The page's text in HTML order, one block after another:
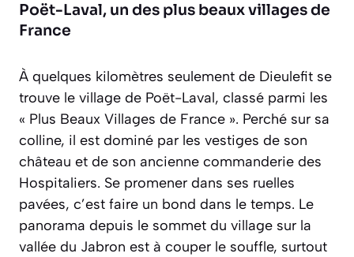
Poët-Laval, un des plus beaux villages de
France
À quelques kilomètres seulement de Dieulefit se
trouve le village de Poët-Laval, classé parmi les
« Plus Beaux Villages de France ». Perché sur sa
colline, il est dominé par les vestiges de son
château et de son ancienne commanderie des
Hospitaliers. Se promener dans ses ruelles
pavées, c’est faire un bond dans le temps. Le
panorama depuis le sommet du village sur la
vallée du Jabron est à couper le souffle, surtout